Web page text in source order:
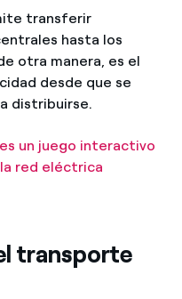
transferir
hasta los
otra manera, es el
desde que se
distribuirse.
un juego interactivo
red eléctrica
transporte